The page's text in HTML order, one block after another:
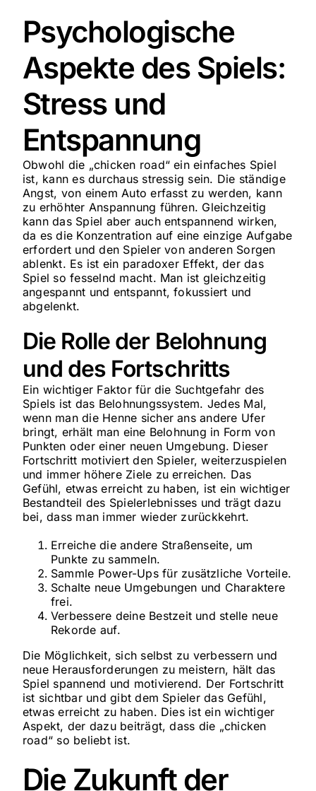
Psychologische
Aspekte des Spiels:
Stress und
Entspannung
Obwohl die „chicken road“ ein einfaches Spiel
ist, kann es durchaus stressig sein. Die ständige
Angst, von einem Auto erfasst zu werden, kann
zu erhöhter Anspannung führen. Gleichzeitig
kann das Spiel aber auch entspannend wirken,
da es die Konzentration auf eine einzige Aufgabe
erfordert und den Spieler von anderen Sorgen
ablenkt. Es ist ein paradoxer Effekt, der das
Spiel so fesselnd macht. Man ist gleichzeitig
angespannt und entspannt, fokussiert und
abgelenkt.
Die Rolle der Belohnung
und des Fortschritts
Ein wichtiger Faktor für die Suchtgefahr des
Spiels ist das Belohnungssystem. Jedes Mal,
wenn man die Henne sicher ans andere Ufer
bringt, erhält man eine Belohnung in Form von
Punkten oder einer neuen Umgebung. Dieser
Fortschritt motiviert den Spieler, weiterzuspielen
und immer höhere Ziele zu erreichen. Das
Gefühl, etwas erreicht zu haben, ist ein wichtiger
Bestandteil des Spielerlebnisses und trägt dazu
bei, dass man immer wieder zurückkehrt.
Erreiche die andere Straßenseite, um
Punkte zu sammeln.
Sammle Power-Ups für zusätzliche Vorteile.
Schalte neue Umgebungen und Charaktere
frei.
Verbessere deine Bestzeit und stelle neue
Rekorde auf.
Die Möglichkeit, sich selbst zu verbessern und
neue Herausforderungen zu meistern, hält das
Spiel spannend und motivierend. Der Fortschritt
ist sichtbar und gibt dem Spieler das Gefühl,
etwas erreicht zu haben. Dies ist ein wichtiger
Aspekt, der dazu beiträgt, dass die „chicken
road“ so beliebt ist.
Die Zukunft der